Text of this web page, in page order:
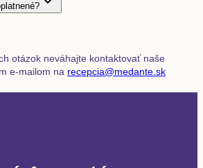
otázok neváhajte kontaktovať naše
e-mailom na recepcia@medante.sk